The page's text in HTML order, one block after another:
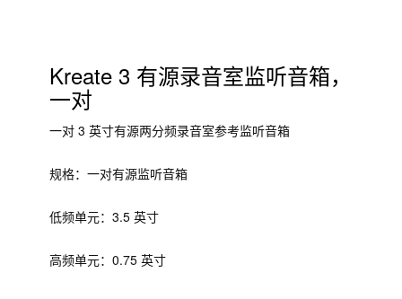
Kreate 3 有源录音室监听音箱，
一对
一对 3 英寸有源两分频录音室参考监听音箱
规格：一对有源监听音箱
低频单元：3.5 英寸
高频单元：0.75 英寸